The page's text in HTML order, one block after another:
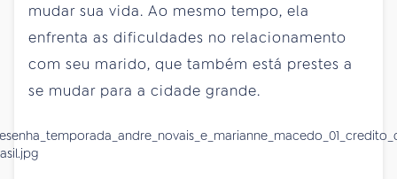
mudar sua vida. Ao mesmo tempo, ela
enfrenta as dificuldades no relacionamento
com seu marido, que também está prestes a
se mudar para a cidade grande.